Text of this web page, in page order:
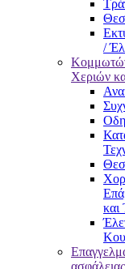
/
Χεριών
και